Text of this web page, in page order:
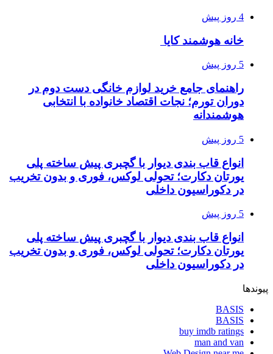
4 روز پیش
خانه هوشمند کایا
5 روز پیش
راهنمای جامع خرید لوازم خانگی دست دوم در
دوران تورم؛ نجات اقتصاد خانواده با انتخابی
هوشمندانه
5 روز پیش
انواع قاب بندی دیوار با گچبری پیش ساخته پلی
یورتان دکارت؛ تحولی لوکس، فوری و بدون تخریب
در دکوراسیون داخلی
5 روز پیش
انواع قاب بندی دیوار با گچبری پیش ساخته پلی
یورتان دکارت؛ تحولی لوکس، فوری و بدون تخریب
در دکوراسیون داخلی
پیوندها
BASIS
BASIS
buy imdb ratings
man and van